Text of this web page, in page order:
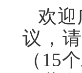
欢
议，
（15